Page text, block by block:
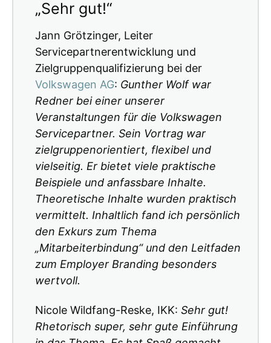
„Sehr gut!“
Jann Grötzinger, Leiter
Servicepartnerentwicklung und
Zielgruppenqualifizierung bei der
Volkswagen AG: Gunther Wolf war
Redner bei einer unserer
Veranstaltungen für die Volkswagen
Servicepartner. Sein Vortrag war
zielgruppenorientiert, flexibel und
vielseitig. Er bietet viele praktische
Beispiele und anfassbare Inhalte.
Theoretische Inhalte wurden praktisch
vermittelt. Inhaltlich fand ich persönlich
den Exkurs zum Thema
„Mitarbeiterbindung“ und den Leitfaden
zum Employer Branding besonders
wertvoll.
Nicole Wildfang-Reske, IKK: Sehr gut!
Rhetorisch super, sehr gute Einführung